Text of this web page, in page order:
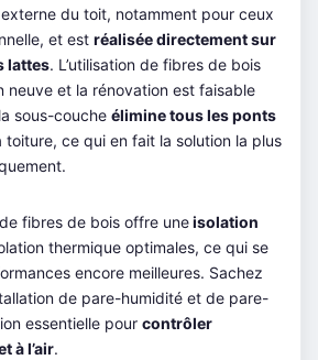
du toit, notamment pour ceux
et est réalisée directement sur
lattes. L’utilisation de fibres de bois
neuve et la rénovation est faisable
sous-couche élimine tous les ponts
toiture, ce qui en fait la solution la plus
fibres de bois offre uneisolation
thermique optimales, ce qui se
encore meilleures. Sachez
de pare-humidité et de pare-
essentielle pour contrôler
à l’air.